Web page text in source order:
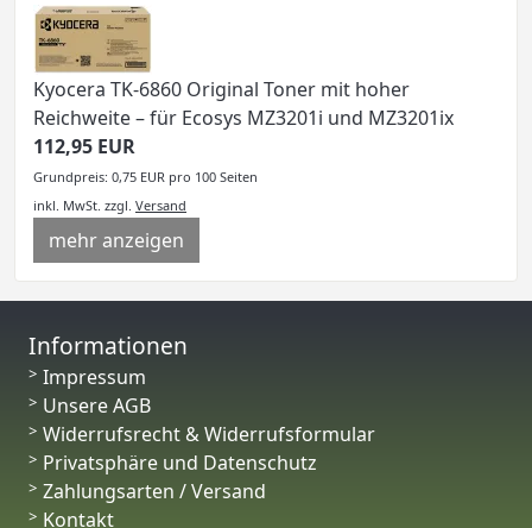
Kyocera TK-6860 Original Toner mit hoher
Reichweite – für Ecosys MZ3201i und MZ3201ix
112,95 EUR
Grundpreis: 0,75 EUR pro 100 Seiten
inkl. MwSt. zzgl. Versand
mehr anzeigen
Informationen
Impressum
Unsere AGB
Widerrufsrecht & Widerrufsformular
Privatsphäre und Datenschutz
Zahlungsarten / Versand
Kontakt